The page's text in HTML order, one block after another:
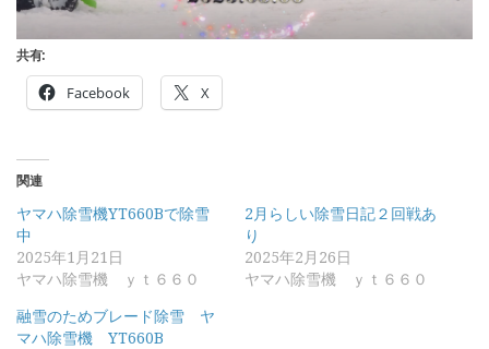
共有:
Facebook X
関連
ヤマハ除雪機YT660Bで除雪
中
2025年1月21日
ヤマハ除雪機 ｙｔ６６０
2月らしい除雪日記２回戦あ
り
2025年2月26日
ヤマハ除雪機 ｙｔ６６０
融雪のためブレード除雪 ヤ
マハ除雪機 YT660B